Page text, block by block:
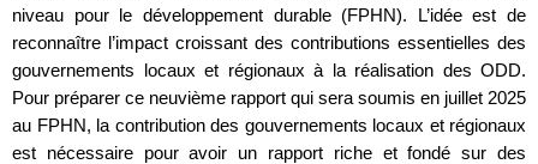
niveau pour le développement durable (FPHN). L’idée est de
reconnaître l’impact croissant des contributions essentielles des
gouvernements locaux et régionaux à la réalisation des ODD.
Pour préparer ce neuvième rapport qui sera soumis en juillet 2025
au FPHN, la contribution des gouvernements locaux et régionaux
est nécessaire pour avoir un rapport riche et fondé sur des